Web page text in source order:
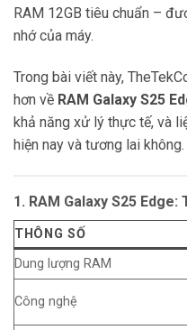
RAM 12GB tiêu chuẩn –
nhớ của máy.
Trong bài viết này,
hơn về RAM Galaxy S25
khả năng xử lý thực tế, và
hiện nay và tương lai không.
1. RAM Galaxy S25
THÔNG SỐ
Dung lượng RAM
Công nghệ